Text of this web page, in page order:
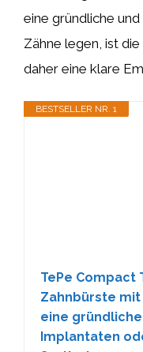
eine gründliche
Zähne legen, ist die
daher eine klare
BESTSELLER NR. 1
TePe Compact
Zahnbürste
eine
Implantaten